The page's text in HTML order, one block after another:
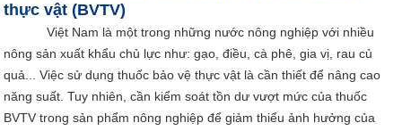
thực vật (BVTV)
Việt Nam là một trong những nước nông nghiệp với nhiều
nông sản xuất khẩu chủ lực như: gạo, điều, cà phê, gia vị, rau củ
quả... Việc sử dụng thuốc bảo vệ thực vật là cần thiết để nâng cao
năng suất. Tuy nhiên, cần kiểm soát tồn dư vượt mức của thuốc
BVTV trong sản phẩm nông nghiệp để giảm thiểu ảnh hưởng của